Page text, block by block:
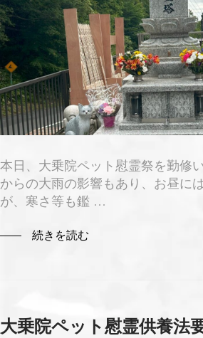
本日、大乗院ペット慰霊祭を勤修
からの大雨の影響もあり、お昼に
が、寒さ等も鑑 …
続きを読む
大乗院ペット慰霊供養法